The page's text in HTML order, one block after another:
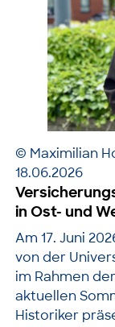
© Maximilian
18.06.2026
in Ost- und
Am 17. Juni
von der
im Rahmen
aktuellen
Historiker